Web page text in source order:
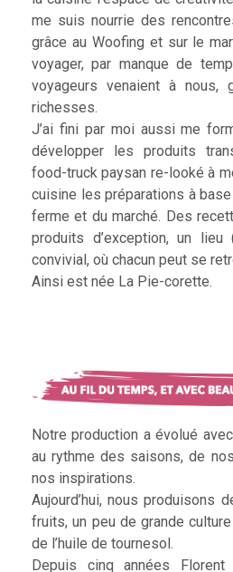
me suis nourrie des
grâce au Woofing et sur le
voyager, par manque de
voyageurs venaient à nous,
richesses.
J’ai fini par moi aussi me
développer les produits
food-truck paysan re-looké à
cuisine les préparations à
ferme et du marché. Des
produits d’exception, un
convivial, où chacun peut se
Ainsi est née La Pie-corette.
Notre production a évolué
au rythme des saisons, de
nos inspirations.
Aujourd’hui, nous produisons
fruits, un peu de grande
de l’huile de tournesol.
Depuis cinq années